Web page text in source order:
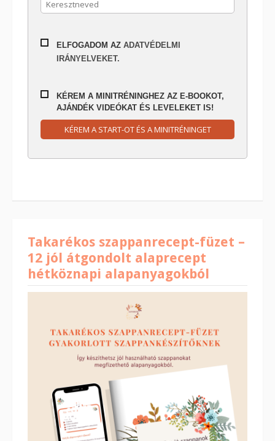
ELFOGADOM AZ ADATVÉDELMI
IRÁNYELVEKET.
KÉREM A MINITRÉNINGHEZ AZ E-BOOKOT,
AJÁNDÉK VIDEÓKAT ÉS LEVELEKET IS!
KÉREM A START-OT ÉS A MINITRÉNINGET
Takarékos szappanrecept-füzet –
12 jól átgondolt alaprecept
hétköznapi alapanyagokból